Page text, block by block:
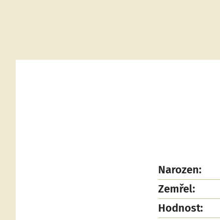
Narozen:
Zemřel:
Hodnost: